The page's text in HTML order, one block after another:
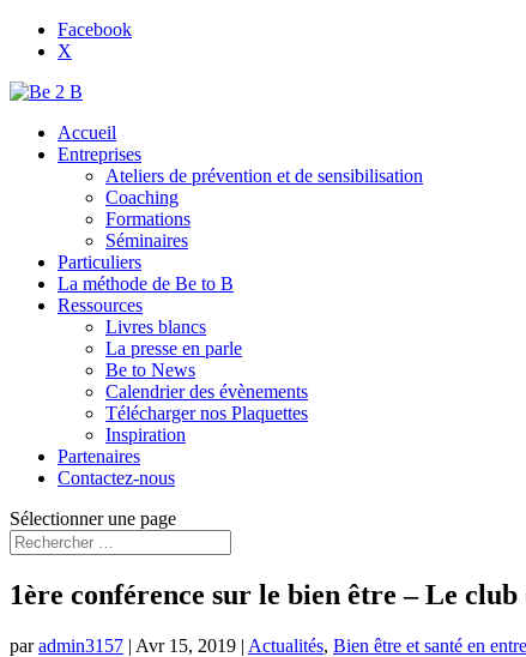
Facebook
X
Accueil
Entreprises
Ateliers de prévention et de sensibilisation
Coaching
Formations
Séminaires
Particuliers
La méthode de Be to B
Ressources
Livres blancs
La presse en parle
Be to News
Calendrier des évènements
Télécharger nos Plaquettes
Inspiration
Partenaires
Contactez-nous
Sélectionner une page
1ère conférence sur le bien être – Le club
paradmin3157 | Avr 15, 2019 | Actualités, Bien être et santé en